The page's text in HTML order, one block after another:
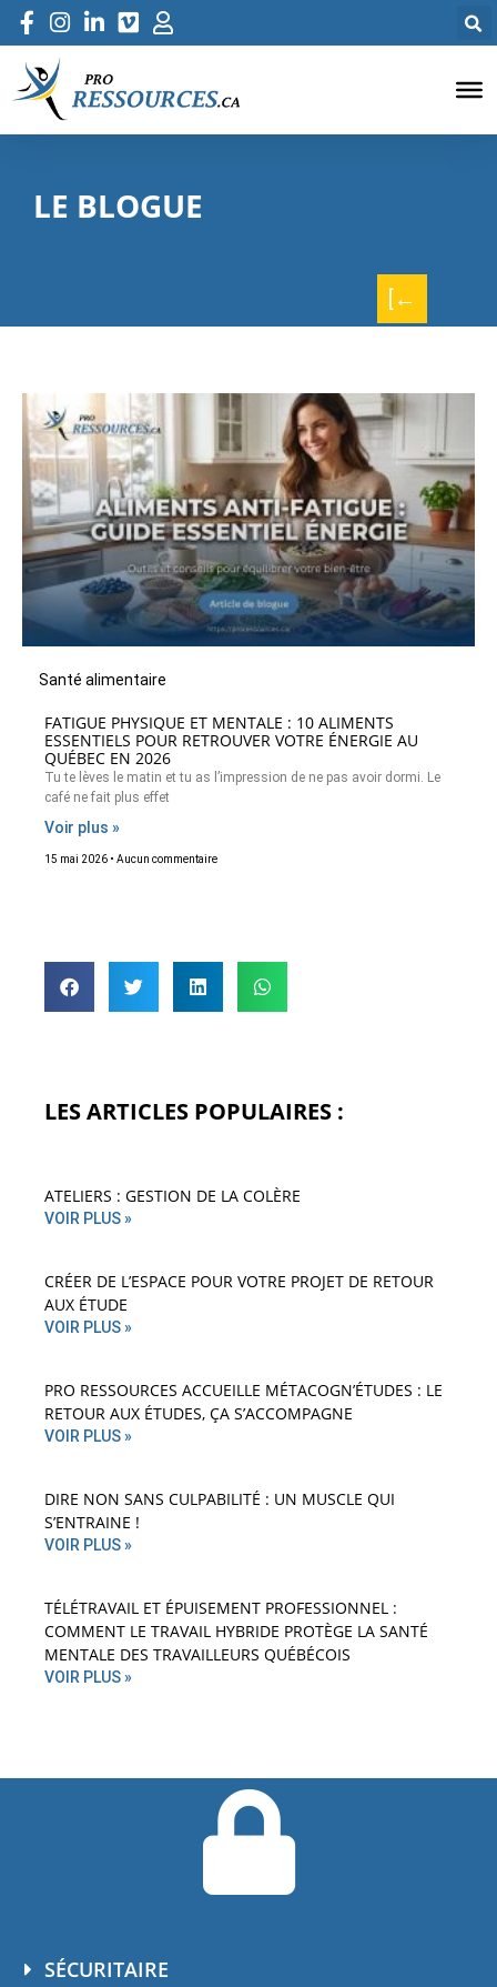
LE BLOGUE
[←
Santé alimentaire
FATIGUE PHYSIQUE ET MENTALE : 10 ALIMENTS
ESSENTIELS POUR RETROUVER VOTRE ÉNERGIE AU
QUÉBEC EN 2026
Tu te lèves le matin et tu as l’impression de ne pas avoir dormi. Le
café ne fait plus effet
Voir plus »
15 mai 2026 Aucun commentaire
LES ARTICLES POPULAIRES :
ATELIERS : GESTION DE LA COLÈRE
VOIR PLUS »
CRÉER DE L’ESPACE POUR VOTRE PROJET DE RETOUR
AUX ÉTUDE
VOIR PLUS »
PRO RESSOURCES ACCUEILLE MÉTACOGN’ÉTUDES : LE
RETOUR AUX ÉTUDES, ÇA S’ACCOMPAGNE
VOIR PLUS »
DIRE NON SANS CULPABILITÉ : UN MUSCLE QUI
S’ENTRAINE !
VOIR PLUS »
TÉLÉTRAVAIL ET ÉPUISEMENT PROFESSIONNEL :
COMMENT LE TRAVAIL HYBRIDE PROTÈGE LA SANTÉ
MENTALE DES TRAVAILLEURS QUÉBÉCOIS
VOIR PLUS »
SÉCURITAIRE